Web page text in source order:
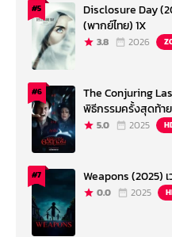
#5
Disclosure Day
(พากย์ไทย) 1X
3.8 2026
#6
The Conjuring
พิธีกรรมครั้งสุดท้า
5.0 2025
#7 Weapons (2025)
0.0 2025